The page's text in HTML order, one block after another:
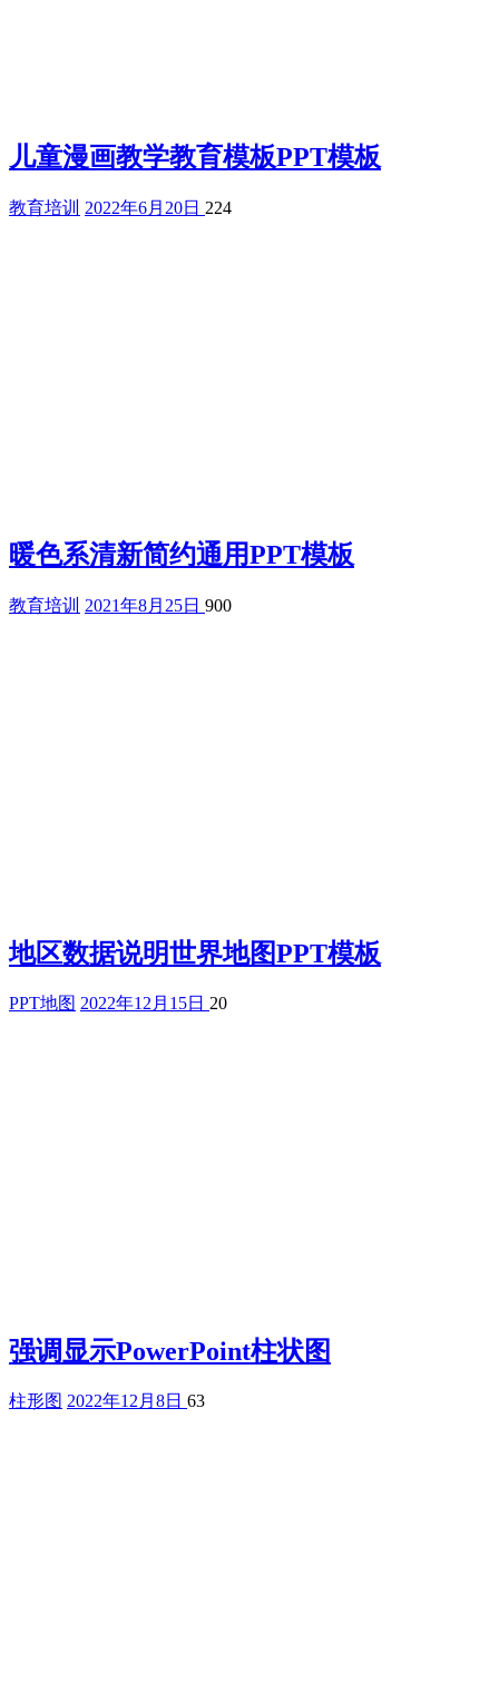
儿童漫画教学教育模板PPT模板
教育培训 2022年6月20日 224
暖色系清新简约通用PPT模板
教育培训 2021年8月25日 900
地区数据说明世界地图PPT模板
PPT地图 2022年12月15日 20
强调显示PowerPoint柱状图
柱形图 2022年12月8日 63